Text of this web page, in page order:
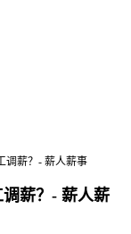
调薪？- 薪人薪事
薪？- 薪人薪